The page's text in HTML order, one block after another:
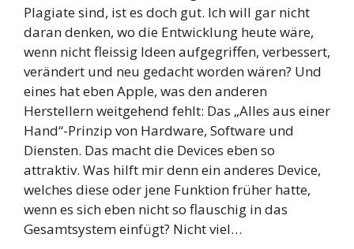
Plagiate sind, ist es doch gut. Ich will gar nicht
daran denken, wo die Entwicklung heute wäre,
wenn nicht fleissig Ideen aufgegriffen, verbessert,
verändert und neu gedacht worden wären? Und
eines hat eben Apple, was den anderen
Herstellern weitgehend fehlt: Das „Alles aus einer
Hand“-Prinzip von Hardware, Software und
Diensten. Das macht die Devices eben so
attraktiv. Was hilft mir denn ein anderes Device,
welches diese oder jene Funktion früher hatte,
wenn es sich eben nicht so flauschig in das
Gesamtsystem einfügt? Nicht viel…